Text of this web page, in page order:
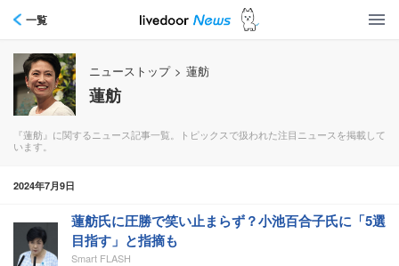
一覧
ニューストップ > 蓮舫
蓮舫
『蓮舫』に関するニュース記事一覧。トピックスで扱われた注目ニュースを掲載して
います。
2024年7月9日
蓮舫氏に圧勝で笑い止まらず？小池百合子氏に「5選
目指す」と指摘も
Smart FLASH